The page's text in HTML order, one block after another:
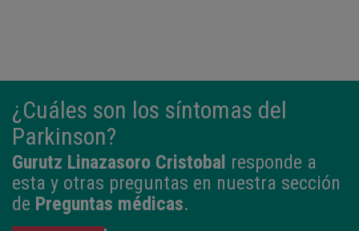
¿Cuáles son los síntomas del
Parkinson?
Gurutz Linazasoro Cristobal responde a
esta y otras preguntas en nuestra sección
de Preguntas médicas.